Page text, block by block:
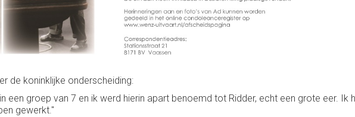
de koninklijke onderscheiding:
een groep van 7 en ik werd hierin apart benoemd tot Ridder, echt een grote eer.
gewerkt."